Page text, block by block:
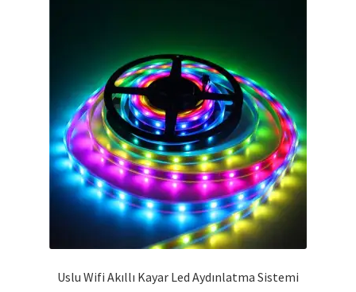
Uslu Wifi Akıllı Kayar Led Aydınlatma Sistemi